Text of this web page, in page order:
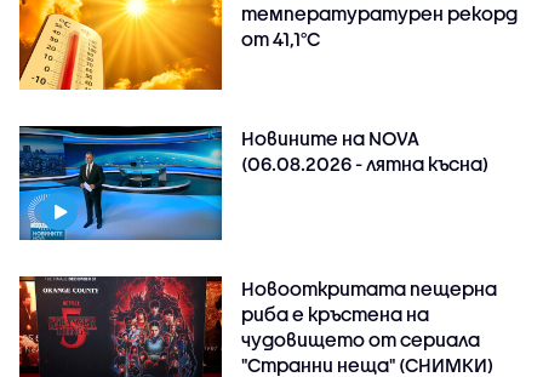
температуратурен рекорд
от 41,1°C
Новините на NOVA
(06.08.2026 - лятна късна)
Новооткритата пещерна
риба е кръстена на
чудовището от сериала
"Странни неща" (СНИМКИ)